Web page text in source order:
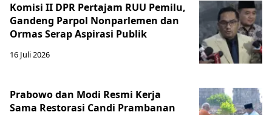
Komisi II DPR Pertajam RUU Pemilu,
Gandeng Parpol Nonparlemen dan
Ormas Serap Aspirasi Publik
16 Juli 2026
Prabowo dan Modi Resmi Kerja
Sama Restorasi Candi Prambanan